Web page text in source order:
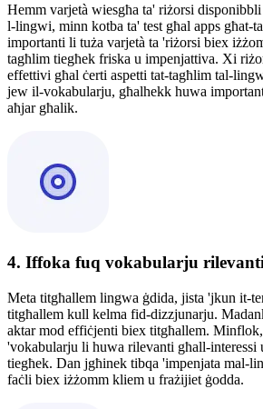
Hemm varjetà wiesgħa ta' riżorsi
l-lingwi, minn kotba ta' test għal apps għat-
importanti li tuża varjetà ta 'riżorsi biex
tagħlim tiegħek friska u impenjattiva. Xi
effettivi għal ċerti aspetti tat-tagħlim tal-
jew il-vokabularju, għalhekk huwa
aħjar għalik.
4. Iffoka fuq vokabularju
Meta titgħallem lingwa ġdida, jista 'jkun it-
titgħallem kull kelma fid-dizzjunarju.
aktar mod effiċjenti biex titgħallem.
'vokabularju li huwa rilevanti għall-interessi
tiegħek. Dan jgħinek tibqa 'impenjata mal-
faċli biex iżżomm kliem u frażijiet ġodda.